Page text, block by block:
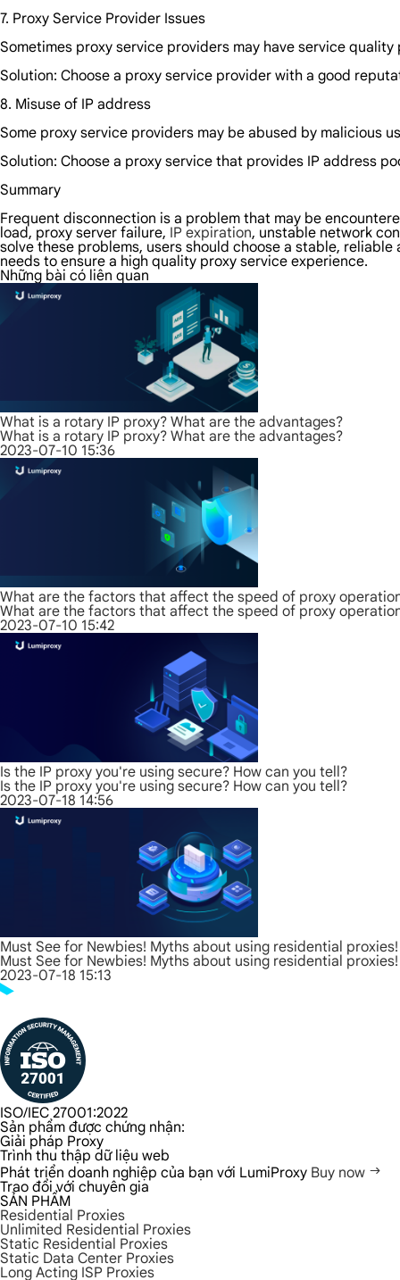
7. Proxy Service Provider Issues
Sometimes proxy service providers may have service
Solution: Choose a proxy service provider with a good
8. Misuse of IP address
Some proxy service providers may be abused by malicious
Solution: Choose a proxy service that provides IP address
Summary
Frequent disconnection is a problem that may be
load, proxy server failure, IP expiration, unstable network
solve these problems, users should choose a stable,
needs to ensure a high quality proxy service experience.
Những bài có liên quan
What is a rotary IP proxy? What are the advantages?
What is a rotary IP proxy? What are the advantages?
2023-07-10 15:36
What are the factors that affect the speed of proxy
What are the factors that affect the speed of proxy
2023-07-10 15:42
Is the IP proxy you're using secure? How can you tell?
Is the IP proxy you're using secure? How can you tell?
2023-07-18 14:56
Must See for Newbies! Myths about using residential proxies!
Must See for Newbies! Myths about using residential proxies!
2023-07-18 15:13
ISO/IEC 27001:2022
Sản phẩm được chứng nhận:
Giải pháp Proxy
Trình thu thập dữ liệu web
Phát triển doanh nghiệp của bạn với LumiProxy Buy now
Trao đổi với chuyên gia
SẢN PHẨM
Residential Proxies
Unlimited Residential Proxies
Static Residential Proxies
Static Data Center Proxies
Long Acting ISP Proxies